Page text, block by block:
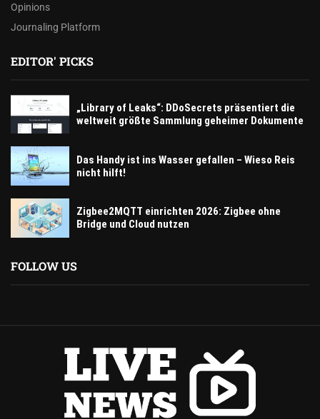
Opinions
Journaling Platform
EDITOR' PICKS
„Library of Leaks“: DDoSecrets präsentiert die
weltweit größte Sammlung geheimer Dokumente
Das Handy ist ins Wasser gefallen – Wieso Reis
nicht hilft!
Zigbee2MQTT einrichten 2026: Zigbee ohne
Bridge und Cloud nutzen
FOLLOW US